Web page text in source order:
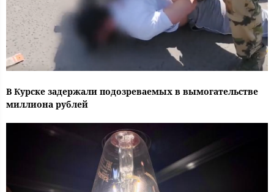
В Курске задержали подозреваемых в вымогательстве
миллиона рублей